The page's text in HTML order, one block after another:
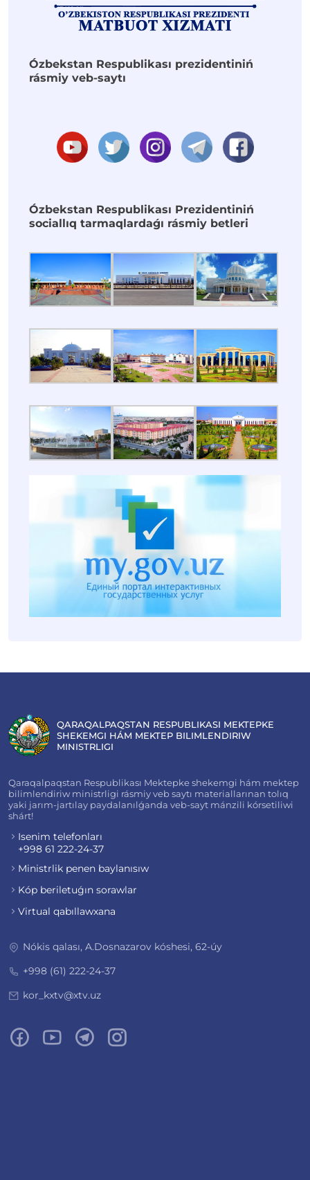
Ózbekstan Respublikası prezidentiniń
rásmiy veb-saytı
Ózbekstan Respublikası Prezidentiniń
sociallıq tarmaqlardaǵı rásmiy betleri
QARAQALPAQSTAN RESPUBLIKASI MEKTEPKE
SHEKEMGI HÁM MEKTEP BILIMLENDIRIW
MINISTRLIGI
Qaraqalpaqstan Respublikası Mektepke shekemgi hám mektep
bilimlendiriw ministrligi rásmiy veb saytı materiallarınan tolıq
yaki jarım-jartılay paydalanılǵanda veb-sayt mánzili kórsetiliwi
shárt!
Isenim telefonları
+998 61 222-24-37
Ministrlik penen baylanısıw
Kóp beriletuǵın sorawlar
Virtual qabıllawxana
Nókis qalası, A.Dosnazarov kóshesi, 62-úy
+998 (61) 222-24-37
kor_kxtv@xtv.uz